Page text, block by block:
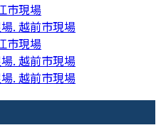
市現場
. 越前市現場
市現場
. 越前市現場
. 越前市現場